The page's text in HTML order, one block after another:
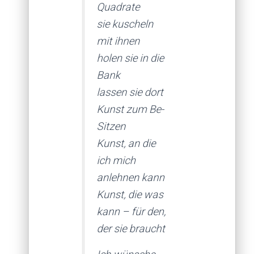
Quadrate
sie kuscheln
mit ihnen
holen sie in die
Bank
lassen sie dort
Kunst zum Be-
Sitzen
Kunst, an die
ich mich
anlehnen kann
Kunst, die was
kann – für den,
der sie braucht